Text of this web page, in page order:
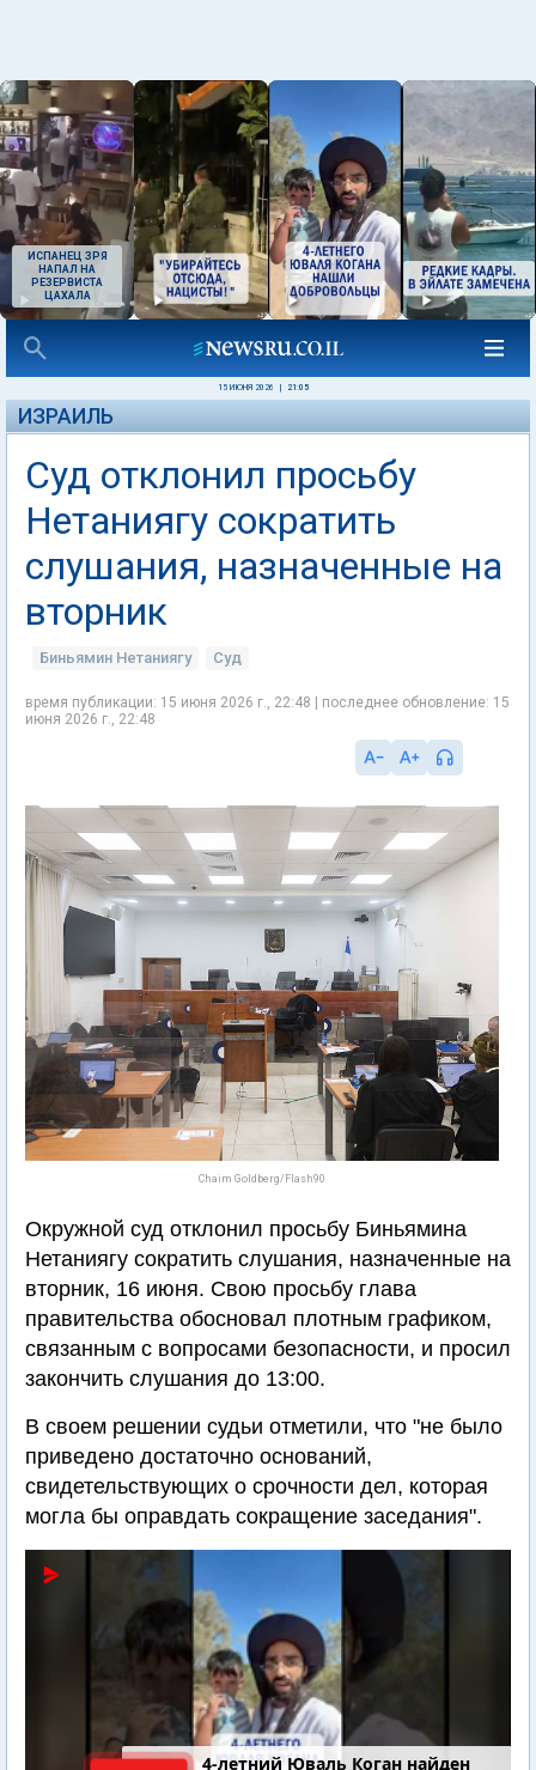
ИСПАНЕЦ ЗРЯ
НАПАЛ НА
РЕЗЕРВИСТА
ЦАХАЛА
15 ИЮНЯ 2026 21:05
ИЗРАИЛЬ
Суд отклонил просьбу
Нетаниягу сократить
слушания, назначенные на
вторник
Биньямин Нетаниягу Суд
время публикации: 15 июня 2026 г., 22:48 | последнее обновление: 15
июня 2026 г., 22:48
Chaim Goldberg/Flash90
Окружной суд отклонил просьбу Биньямина
Нетаниягу сократить слушания, назначенные на
вторник, 16 июня. Свою просьбу глава
правительства обосновал плотным графиком,
связанным с вопросами безопасности, и просил
закончить слушания до 13:00.
В своем решении судьи отметили, что "не было
приведено достаточно оснований,
свидетельствующих о срочности дел, которая
могла бы оправдать сокращение заседания".
4-летний Юваль Коган найден